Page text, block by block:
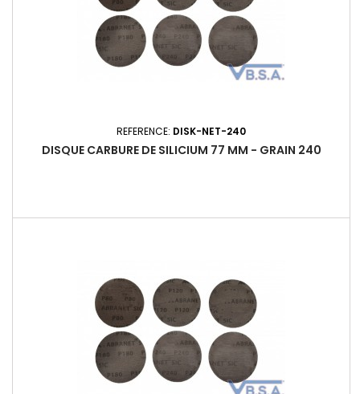
REFERENCE: DISK-NET-240
DISQUE CARBURE DE SILICIUM 77 MM - GRAIN 240